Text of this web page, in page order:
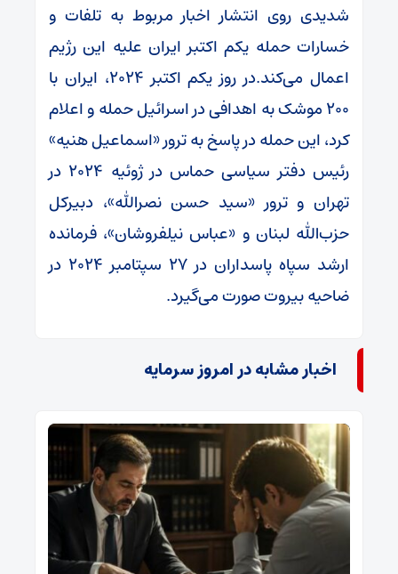
شدیدی روی انتشار اخبار مربوط به تلفات و
خسارات حمله یکم اکتبر ایران علیه این رژیم
اعمال می‌کند.در روز یکم اکتبر ۲۰۲۴، ایران با
۲۰۰ موشک به اهدافی در اسرائیل حمله و اعلام
کرد، این حمله در پاسخ به ترور «اسماعیل هنیه»
رئیس دفتر سیاسی حماس در ژوئیه ۲۰۲۴ در
تهران و ترور «سید حسن نصرالله»، دبیرکل
حزب‌الله لبنان و «عباس نیلفروشان»، فرمانده
ارشد سپاه پاسداران در ۲۷ سپتامبر ۲۰۲۴ در
ضاحیه بیروت صورت می‌گیرد.
اخبار مشابه در امروز سرمایه